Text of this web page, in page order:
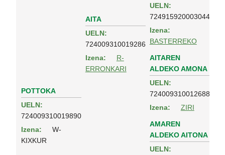
POTTOKA
UELN:
724009310019890
Izena:
W-
KIXKUR
AITA
UELN:
724009310019286
Izena:
R-
ERRONKARI
UELN:
724915920003044
Izena:
BASTERREKO
AITAREN
ALDEKO AMONA
UELN:
724009310012688
Izena:
ZIRI
AMAREN
ALDEKO AITONA
UELN: